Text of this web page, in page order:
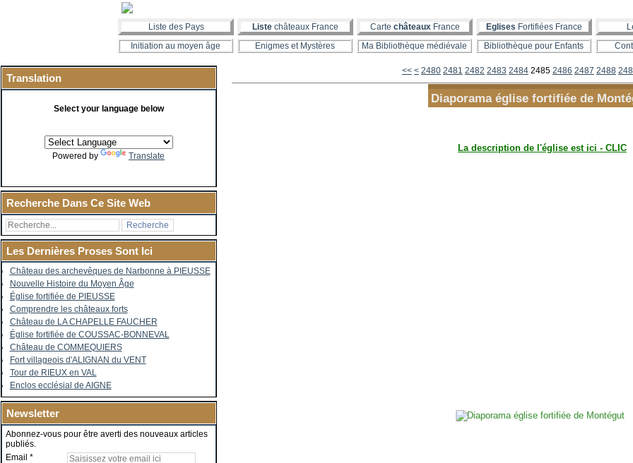
Liste des Pays Liste châteaux France Carte châteauxFrance Eglises Fortifiées France
Initiation au moyen âge
Enigmes et Mystères Ma Bibliothèque médiévale Bibliothèque pour Enfants
Translation
Select your language below
Powered by Translate
Recherche Dans Ce Site Web
Les Dernières Proses Sont Ici
Château des archevêques de Narbonne à PIEUSSE
Nouvelle Histoire du Moyen Âge
Église fortifiée de PIEUSSE
Comprendre les châteaux forts
Château de LA CHAPELLE FAUCHER
Église fortifiée de COUSSAC-BONNEVAL
Château de COMMEQUIERS
Fort villageois d'ALIGNAN du VENT
Tour de RIEUX en VAL
Enclos ecclésial de AIGNE
Newsletter
Abonnez-vous pour être averti des nouveaux articles
publiés.
Email
<< < 2400
2410
2420
2430
2440
2450
2460
2470
2480 2481 2482 2483 2484 2485 2486 2487 2488
Diaporama église fortifiée de
La description de l'église est ici - CLIC